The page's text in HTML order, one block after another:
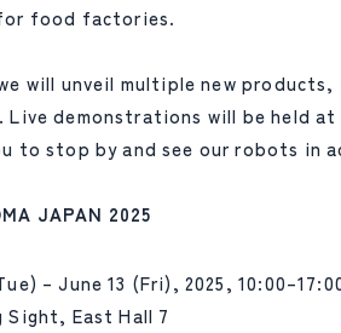
food factories.
will unveil multiple new
Live demonstrations will be held
to stop by and see our robots in
JAPAN 2025
– June 13 (Fri), 2025,
Sight, East Hall 7